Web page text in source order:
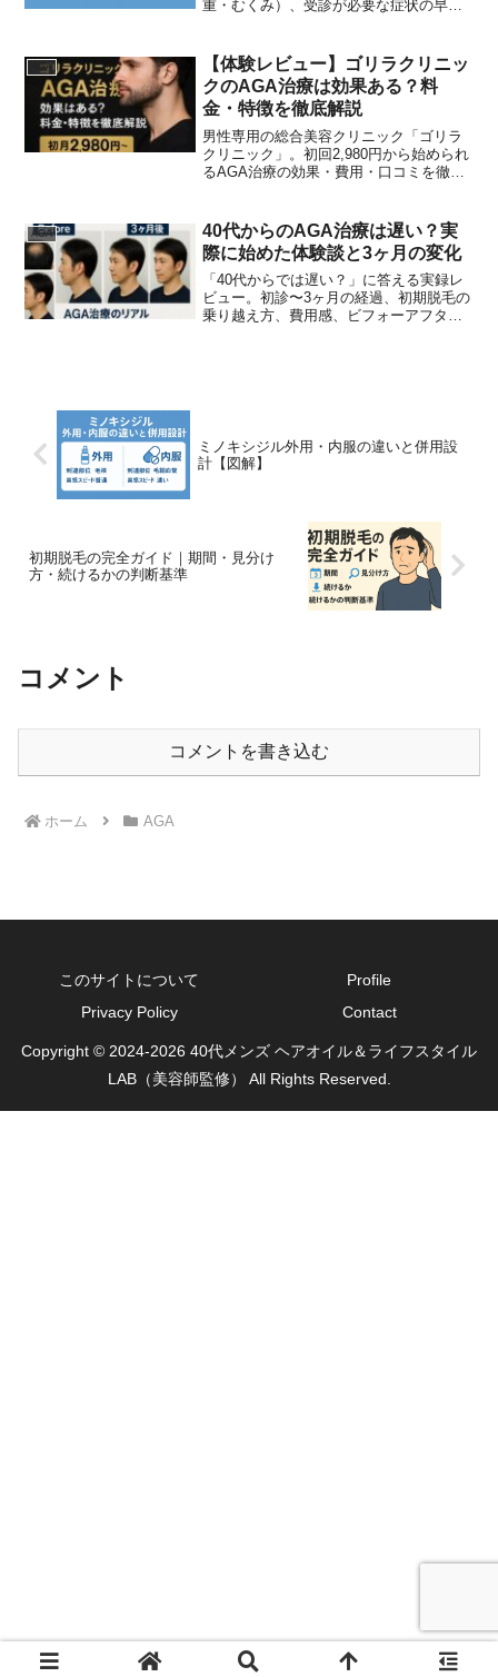
重・むくみ）、受診が必要な症状の早見
内服）・フィナ/デュタ別に解説。
AGA
【体験レビュー】ゴリラクリニッ
クのAGA治療は効果ある？料
金・特徴を徹底解説
男性専用の総合美容クリニック「ゴリラ
クリニック」。初回2,980円から始められ
るAGA治療の効果・費用・口コミを徹底
AGA
40代からのAGA治療は遅い？実
際に始めた体験談と3ヶ月の変化
「40代からでは遅い？」に答える実録レ
ビュー。初診〜3ヶ月の経過、初期脱毛の
乗り越え方、費用感、ビフォーアフター
ミノキシジル外用・内服の違いと併用設
計【図解】
初期脱毛の完全ガイド｜期間・見分け
方・続けるかの判断基準
コメント
コメントを書き込む
ホーム AGA
このサイトについて
Profile
Privacy Policy
Contact
Copyright © 2024-2026 40代メンズ ヘアオイル＆ライフスタイル
LAB（美容師監修） All Rights Reserved.